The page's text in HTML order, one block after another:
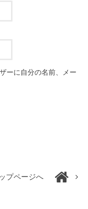
ーに自分の名前、メー
プページへ